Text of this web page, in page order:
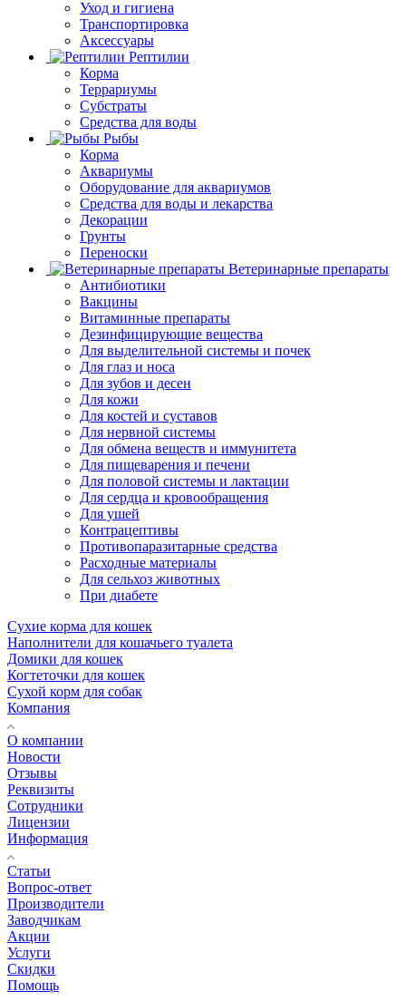
Уход и гигиена
Транспортировка
Аксессуары
Рептилии
Корма
Террариумы
Субстраты
Средства для воды
Рыбы
Корма
Аквариумы
Оборудование для аквариумов
Средства для воды и лекарства
Декорации
Грунты
Переноски
Ветеринарные препараты
Антибиотики
Вакцины
Витаминные препараты
Дезинфицирующие вещества
Для выделительной системы и почек
Для глаз и носа
Для зубов и десен
Для кожи
Для костей и суставов
Для нервной системы
Для обмена веществ и иммунитета
Для пищеварения и печени
Для половой системы и лактации
Для сердца и кровообращения
Для ушей
Контрацептивы
Противопаразитарные средства
Расходные материалы
Для сельхоз животных
При диабете
Сухие корма для кошек
Наполнители для кошачьего туалета
Домики для кошек
Когтеточки для кошек
Сухой корм для собак
Компания
О компании
Новости
Отзывы
Реквизиты
Сотрудники
Лицензии
Информация
Статьи
Вопрос-ответ
Производители
Заводчикам
Акции
Услуги
Скидки
Помощь